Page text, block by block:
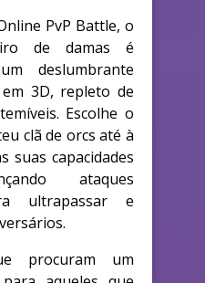
PvP Battle, o
de damas é
deslumbrante
3D, repleto de
Escolhe o
clã de orcs até à
suas capacidades
ataques
ultrapassar e
procuram um